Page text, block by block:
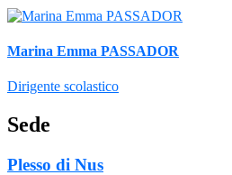
Marina Emma PASSADOR
Dirigente scolastico
Sede
Plesso di Nus